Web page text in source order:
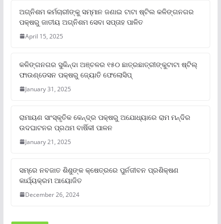
ଅଗ୍ନିଶମ କର୍ମଚାରୀଙ୍କୁ ସମ୍ମାନ ଜଣାଇ ଟାଟା ଷ୍ଟିଲ କଳିଙ୍ଗନଗର
ପକ୍ଷରୁ ଜାତୀୟ ଅଗ୍ନିଶମ ସେବା ସପ୍ତାହ ପାଳିତ
April 15, 2025
କଳିଙ୍ଗନଗର ସୁକିନ୍ଦା ଅଞ୍ଚଳର ୧୫୦ ଛାତ୍ରଛାତ୍ରୀଙ୍କୁଟାଟା ଷ୍ଟିଲ୍
ଫାଉଣ୍ଡେସନ ପକ୍ଷରୁ ଜ୍ୟୋତି ଫେଲୋସିପ୍‌
January 31, 2025
ରାମାୟଣ ସାଂସ୍କୃତିକ କେନ୍ଦ୍ର ପକ୍ଷରୁ ଅଯୋଧ୍ୟାରେ ରାମ ମନ୍ଦିର
ଉଦଘାଟନର ପ୍ରଥମ ବାର୍ଷିକୀ ପାଳନ
January 21, 2025
ସମ୍‌ରେ ନବଜାତ ଶିଶୁଙ୍କ କ୍ଷେତ୍ରରେ ପୁର୍ନଜୀବନ ପ୍ରଶିକ୍ଷଣ
କାର୍ଯ୍ୟକ୍ରମ ଆୟୋଜିତ
December 26, 2024